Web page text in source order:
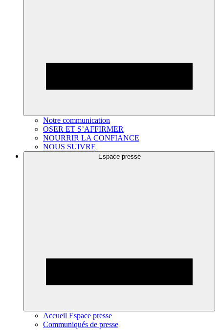
Notre communication
OSER ET S’AFFIRMER
NOURRIR LA CONFIANCE
NOUS SUIVRE
Espace presse
Accueil Espace presse
Communiqués de presse